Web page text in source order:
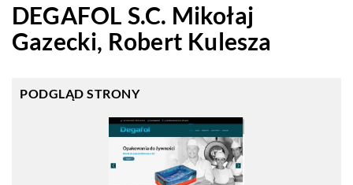
DEGAFOL S.C. Mikołaj
Gazecki, Robert Kulesza
PODGLĄD STRONY